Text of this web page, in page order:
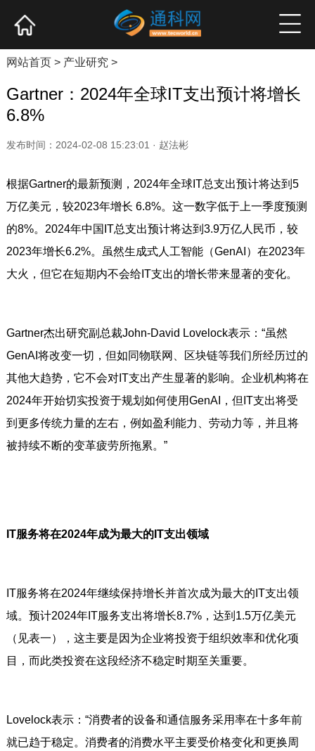
产业资讯 企业新品 高端访谈
网站首页> 产业研究 >
Gartner：2024年全球IT支出预计将增长
6.8%
发布时间：2024-02-08 15:23:01 · 赵法彬
根据Gartner的最新预测，2024年全球IT总支出预计将达到5
万亿美元，较2023年增长 6.8%。这一数字低于上一季度预测
的8%。2024年中国IT总支出预计将达到3.9万亿人民币，较
2023年增长6.2%。虽然生成式人工智能（GenAI）在2023年
大火，但它在短期内不会给IT支出的增长带来显著的变化。
Gartner杰出研究副总裁John-David Lovelock表示：“虽然
GenAI将改变一切，但如同物联网、区块链等我们所经历过的
其他大趋势，它不会对IT支出产生显著的影响。企业机构将在
2024年开始切实投资于规划如何使用GenAI，但IT支出将受
到更多传统力量的左右，例如盈利能力、劳动力等，并且将
被持续不断的变革疲劳所拖累。”
IT服务将在2024年成为最大的IT支出领域
IT服务将在2024年继续保持增长并首次成为最大的IT支出领
域。预计2024年IT服务支出将增长8.7%，达到1.5万亿美元
（见表一），这主要是因为企业将投资于组织效率和优化项
目，而此类投资在这段经济不稳定时期至关重要。
Lovelock表示：“消费者的设备和通信服务采用率在十多年前
就已趋于稳定。消费者的消费水平主要受价格变化和更换周